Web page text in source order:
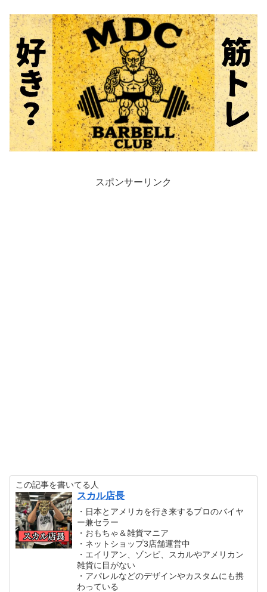
スポンサーリンク
この記事を書いてる人
スカル店長
・日本とアメリカを行き来するプロのバイヤ
ー兼セラー
・おもちゃ＆雑貨マニア
・ネットショップ3店舗運営中
・エイリアン、ゾンビ、スカルやアメリカン
雑貨に目がない
・アパレルなどのデザインやカスタムにも携
わっている